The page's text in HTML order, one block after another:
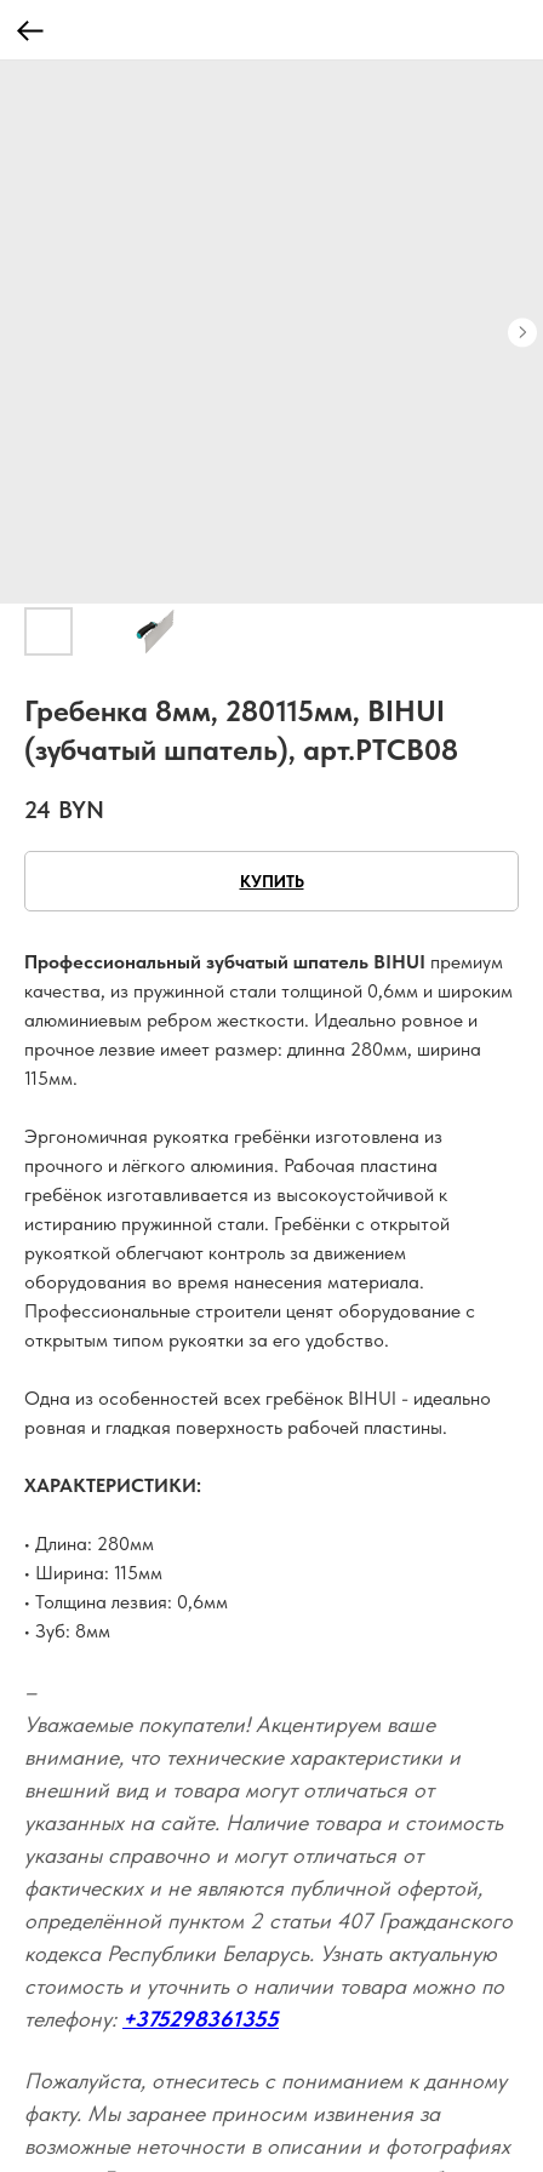
Гребенка 8мм, 280115мм, BIHUI
(зубчатый шпатель), арт.PTCB08
24 BYN
КУПИТЬ
Профессиональный зубчатый шпатель BIHUI премиум
качества, из пружинной стали толщиной 0,6мм и широким
алюминиевым ребром жесткости. Идеально ровное и
прочное лезвие имеет размер: длинна 280мм, ширина
115мм.
Эргономичная рукоятка гребёнки изготовлена из
прочного и лёгкого алюминия. Рабочая пластина
гребёнок изготавливается из высокоустойчивой к
истиранию пружинной стали. Гребёнки с открытой
рукояткой облегчают контроль за движением
оборудования во время нанесения материала.
Профессиональные строители ценят оборудование с
открытым типом рукоятки за его удобство.
Одна из особенностей всех гребёнок BIHUI - идеально
ровная и гладкая поверхность рабочей пластины.
ХАРАКТЕРИСТИКИ:
• Длина: 280мм
• Ширина: 115мм
• Толщина лезвия: 0,6мм
• Зуб: 8мм
–
Уважаемые покупатели! Акцентируем ваше
внимание, что технические характеристики и
внешний вид и товара могут отличаться от
указанных на сайте. Наличие товара и стоимость
указаны справочно и могут отличаться от
фактических и не являются публичной офертой,
определённой пунктом 2 статьи 407 Гражданского
кодекса Республики Беларусь. Узнать актуальную
стоимость и уточнить о наличии товара можно по
телефону: +375298361355
Пожалуйста, отнеситесь с пониманием к данному
факту. Мы заранее приносим извинения за
возможные неточности в описании и фотографиях